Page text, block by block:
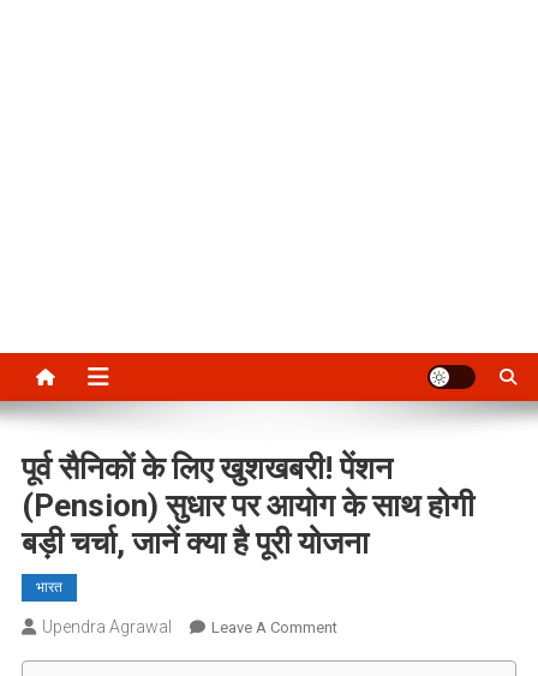
पूर्व सैनिकों के लिए खुशखबरी! पेंशन
(Pension) सुधार पर आयोग के साथ होगी
बड़ी चर्चा, जानें क्या है पूरी योजना
भारत
Upendra Agrawal Leave A CommentOn